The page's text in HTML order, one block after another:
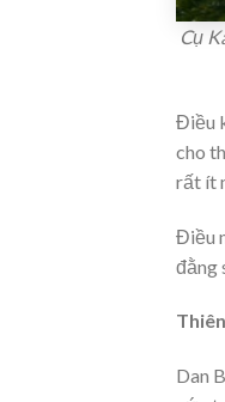
Cụ
Điều
cho
rất ít
Điều
đằng
Dan